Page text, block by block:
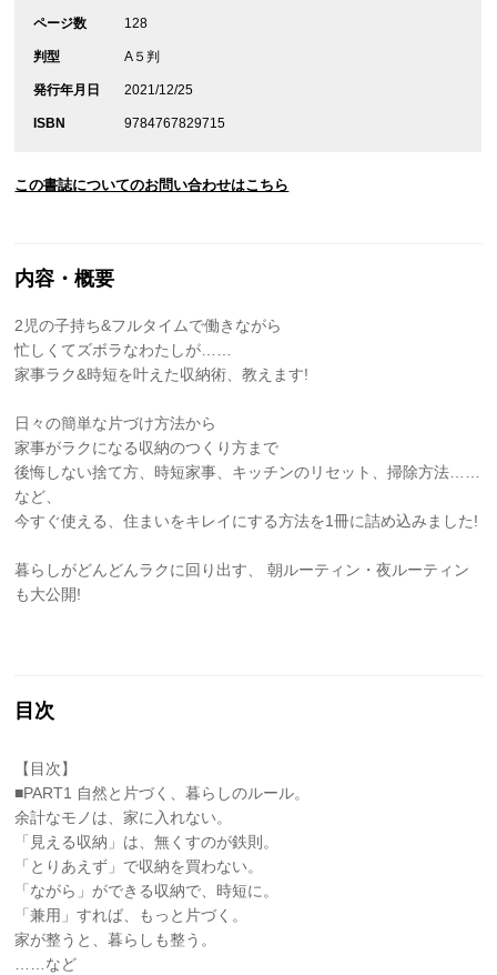
ページ数 128
判型 A５判
発行年月日 2021/12/25
ISBN 9784767829715
この書誌についてのお問い合わせはこちら
内容・概要
2児の子持ち&フルタイムで働きながら
忙しくてズボラなわたしが……
家事ラク&時短を叶えた収納術、教えます!
日々の簡単な片づけ方法から
家事がラクになる収納のつくり方まで
後悔しない捨て方、時短家事、キッチンのリセット、掃除方法……
など、
今すぐ使える、住まいをキレイにする方法を1冊に詰め込みました!
暮らしがどんどんラクに回り出す、 朝ルーティン・夜ルーティン
も大公開!
目次
【目次】
■PART1 自然と片づく、暮らしのルール。
余計なモノは、家に入れない。
「見える収納」は、無くすのが鉄則。
「とりあえず」で収納を買わない。
「ながら」ができる収納で、時短に。
「兼用」すれば、もっと片づく。
家が整うと、暮らしも整う。
……など